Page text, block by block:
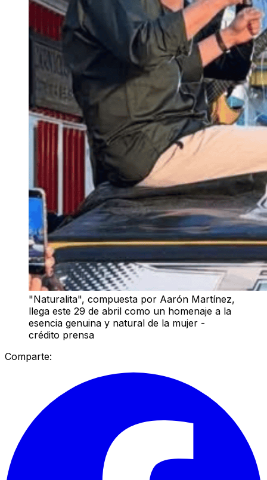
"Naturalita", compuesta por Aarón Martínez,
llega este 29 de abril como un homenaje a la
esencia genuina y natural de la mujer -
crédito prensa
Comparte: